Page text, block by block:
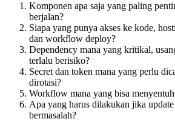
Komponen apa saja yang paling
berjalan?
Siapa yang punya akses ke kode,
dan workflow deploy?
Dependency mana yang kritikal,
terlalu berisiko?
Secret dan token mana yang perlu
dirotasi?
Workflow mana yang bisa
Apa yang harus dilakukan jika
bermasalah?